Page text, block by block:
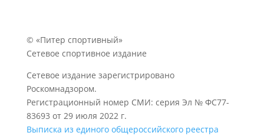
© «Питер спортивный»
Сетевое спортивное издание
Сетевое издание зарегистрировано
Роскомнадзором.
Регистрационный номер СМИ: серия Эл № ФС77-
83693 от 29 июля 2022 г.
Выписка из единого общероссийского реестра